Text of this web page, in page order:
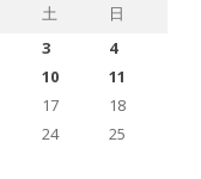
土
日
3
4
10
11
17
18
24
25